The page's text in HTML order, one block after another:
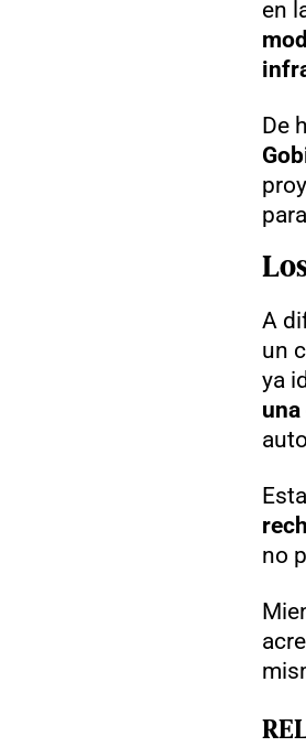
en
De
A
un
ya
Esta
no